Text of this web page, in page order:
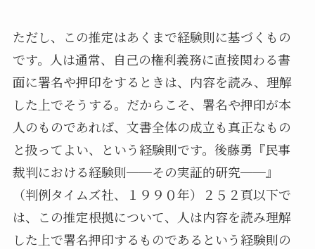
ただし、この推定はあくまで経験則に基づくもの
です。人は通常、自己の権利義務に直接関わる書
面に署名や押印をするときは、内容を読み、理解
した上でそうする。だからこそ、署名や押印が本
人のものであれば、文書全体の成立も真正なもの
と扱ってよい、という経験則です。後藤勇『民事
裁判における経験則──その実証的研究──』
（判例タイムズ社、１９９０年）２５２頁以下で
は、この推定根拠について、人は内容を読み理解
した上で署名押印するものであるという経験則の